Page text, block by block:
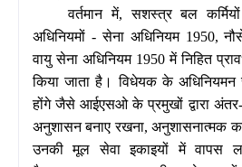
वर्तमान में,सशस्त्र बल
अधिनियमों -सेना अधिनियम1950,
वायु सेना अधिनियम 1950में निहित
किया जाता है। विधेयक के अधिनियमन
होंगे जैसे आईएसओ के प्रमुखों द्वारा अंतर-
अनुशासन बनाए रखना,अनुशासनात्मक
उनकी मूल सेवा इकाइयों में वापस